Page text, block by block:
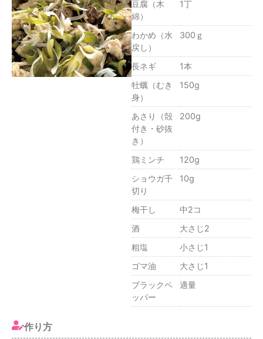
⾖腐（⽊
綿）
1丁
わかめ（⽔
戻し）
300ｇ
長ネギ
1本
牡蠣（むき
⾝）
150g
あさり（殻
付き・砂抜
き）
200g
鶏ミンチ
120g
ショウガ千
切り
10g
梅⼲し
中2コ
酒
⼤さじ2
粗塩
⼩さじ1
ゴマ油
⼤さじ1
ブラックペ
ッパー
適量
作り方